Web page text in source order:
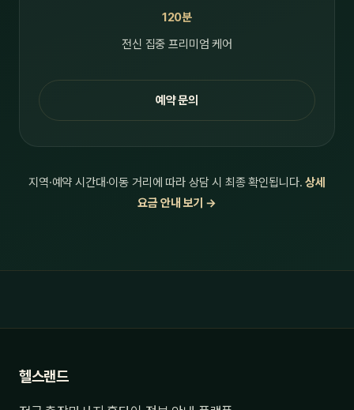
120분
전신 집중 프리미엄 케어
예약 문의
지역·예약 시간대·이동 거리에 따라 상담 시 최종 확인됩니다.상세
요금 안내 보기 →
헬스랜드